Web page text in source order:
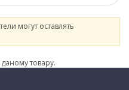
могут оставлять
товару.